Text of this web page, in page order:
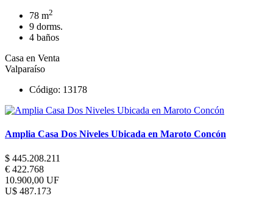
78 m2
9 dorms.
4 baños
Casa en Venta
Valparaíso
Código: 13178
Amplia Casa Dos Niveles Ubicada en Maroto Concón
$ 445.208.211
€ 422.768
10.900,00 UF
U$ 487.173